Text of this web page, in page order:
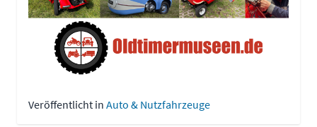
Veröffentlicht in Auto & Nutzfahrzeuge